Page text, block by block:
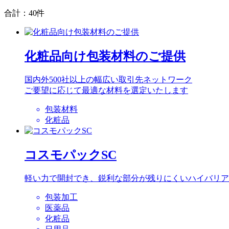
合計：40件
化粧品向け包装材料のご提供
国内外500社以上の幅広い取引先ネットワーク
ご要望に応じて最適な材料を選定いたします
包装材料
化粧品
コスモパックSC
軽い力で開封でき、鋭利な部分が残りにくいハイバリ
包装加工
医薬品
化粧品